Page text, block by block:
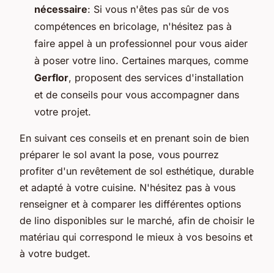
nécessaire: Si vous n'êtes pas sûr de vos
compétences en bricolage, n'hésitez pas à
faire appel à un professionnel pour vous aider
à poser votre lino. Certaines marques, comme
Gerflor, proposent des services d'installation
et de conseils pour vous accompagner dans
votre projet.
En suivant ces conseils et en prenant soin de bien
préparer le sol avant la pose, vous pourrez
profiter d'un revêtement de sol esthétique, durable
et adapté à votre cuisine. N'hésitez pas à vous
renseigner et à comparer les différentes options
de lino disponibles sur le marché, afin de choisir le
matériau qui correspond le mieux à vos besoins et
à votre budget.